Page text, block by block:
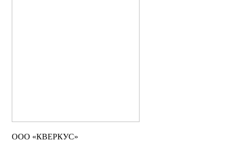
ООО «КВЕРКУС»